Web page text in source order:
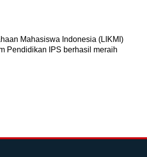
Mahasiswa Indonesia (LIKMI)
Pendidikan IPS berhasil meraih